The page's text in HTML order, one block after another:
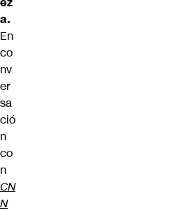
a.
En
co
nv
er
sa
ció
n
co
n
CN
N